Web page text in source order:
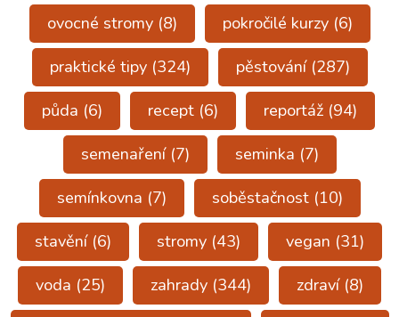
ovocné stromy(8) pokročilé kurzy(6)
praktické tipy(324) pěstování(287)
půda (6) recept (6) reportáž (94)
semenaření(7) seminka (7)
semínkovna (7) soběstačnost(10)
stavění(6) stromy (43) vegan (31)
voda (25) zahrady (344) zdraví(8)